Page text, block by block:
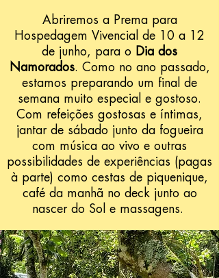
Abriremos a Prema para
Hospedagem Vivencial de 10 a 12
de junho, para o Dia dos
Namorados. Como no ano passado,
estamos preparando um final de
semana muito especial e gostoso.
Com refeições gostosas e íntimas,
jantar de sábado junto da fogueira
com música ao vivo e outras
possibilidades de experiências (pagas
à parte) como cestas de piquenique,
café da manhã no deck junto ao
nascer do Sol e massagens.